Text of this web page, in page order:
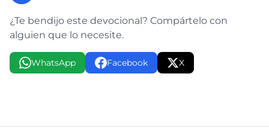
¿Te bendijo este devocional? Compártelo con
alguien que lo necesite.
WhatsApp Facebook X